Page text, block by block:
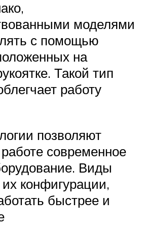
моделями
с помощью
на
Такой тип
работу
позволяют
современное
Виды
конфигурации,
быстрее и